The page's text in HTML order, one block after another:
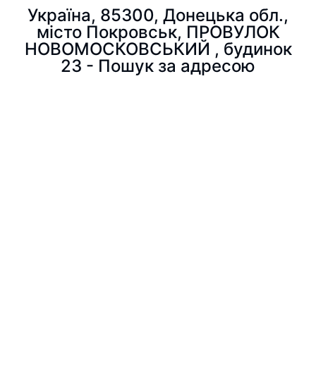
Україна, 85300, Донецька обл.,
місто Покровськ, ПРОВУЛОК
НОВОМОСКОВСЬКИЙ , будинок
23 - Пошук за адресою